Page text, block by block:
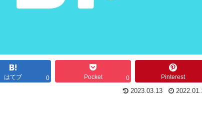
はてブ 0 Pocket 0 Pinterest
2023.03.13